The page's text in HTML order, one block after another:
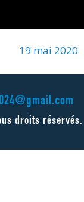
19 mai 2020
droits réservés.